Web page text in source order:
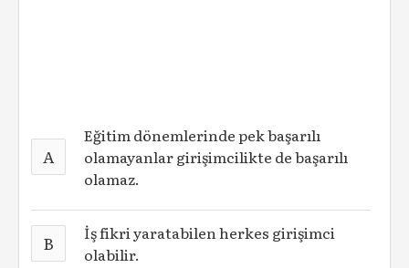
A
Eğitim dönemlerinde pek başarılı
olamayanlar girişimcilikte de başarılı
olamaz.
B
İş fikri yaratabilen herkes girişimci
olabilir.